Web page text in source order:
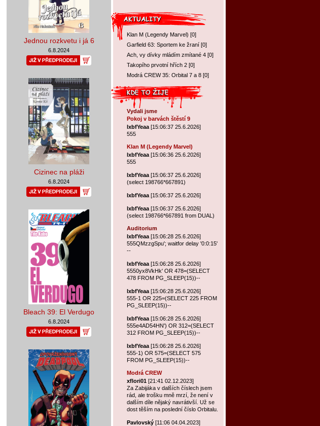
Klan M (Legendy Marvel) [0]
Garfield 63: Sportem ke žraní [0]
Ach, vy dívky mládím zmítané 4 [0]
Takopího prvotní hřích 2 [0]
Modrá CREW 35: Orbital 7 a 8 [0]
Vydali jsme
Pokoj v barvách štěstí 9
lxbfYeaa [15:06:37 25.6.2026]
555
Klan M (Legendy Marvel)
lxbfYeaa [15:06:36 25.6.2026]
555
lxbfYeaa [15:06:37 25.6.2026]
(select 198766*667891)
lxbfYeaa [15:06:37 25.6.2026]
lxbfYeaa [15:06:37 25.6.2026]
(select 198766*667891 from DUAL)
Auditorium
lxbfYeaa [15:06:28 25.6.2026]
555QMzzgSpu'; waitfor delay '0:0:15'
--
lxbfYeaa [15:06:28 25.6.2026]
5550yx8VkHk' OR 478=(SELECT
478 FROM PG_SLEEP(15))--
lxbfYeaa [15:06:28 25.6.2026]
555-1 OR 225=(SELECT 225 FROM
PG_SLEEP(15))--
lxbfYeaa [15:06:28 25.6.2026]
555e4AD54HN') OR 312=(SELECT
312 FROM PG_SLEEP(15))--
lxbfYeaa [15:06:28 25.6.2026]
555-1) OR 575=(SELECT 575
FROM PG_SLEEP(15))--
Modrá CREW
xflori01 [21:41 02.12.2023]
Za Zabijáka v dalších číslech jsem
rád, ale trošku mně mrzí, že není v
dalším díle nějaký navrátivší. Už se
dost těším na poslední číslo Orbitalu.
Pavlovský [11:06 04.04.2023]
Jednou rozkvetu i já 6
6.8.2024
Cizinec na pláži
6.8.2024
Bleach 39: El Verdugo
6.8.2024